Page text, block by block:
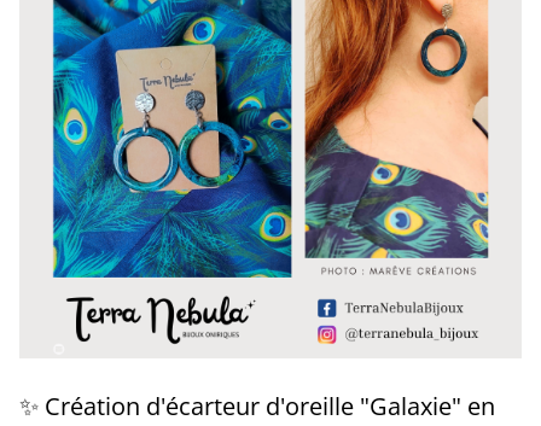
✨ Création d'écarteur d'oreille "Galaxie" en